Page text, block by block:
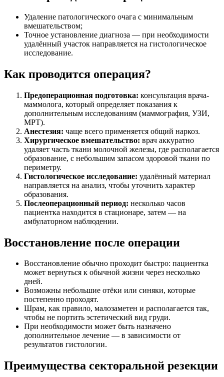
Удаление патологического очага с минимальным
вмешательством;
Точное установление диагноза — при необходимости
удалённый участок направляется на гистологическое
исследование.
Как проводится операция?
Предоперационная подготовка: консультация врача-
маммолога, который определяет показания к
дополнительным исследованиям (маммография, УЗИ,
МРТ).
Анестезия: чаще всего применяется общий наркоз.
Хирургическое вмешательство: врач аккуратно
удаляет часть ткани молочной железы, где располагается
образование, с небольшим запасом здоровой ткани по
периметру.
Гистологическое исследование: удалённый материал
направляется на анализ, чтобы уточнить характер
образования.
Послеоперационный период: несколько часов
пациентка находится в стационаре, затем — на
амбулаторном наблюдении.
Восстановление после операции
Восстановление обычно проходит быстро: пациентка
может вернуться к обычной жизни через несколько
дней.
Возможны небольшие отёки или синяки, которые
постепенно проходят.
Шрам, как правило, малозаметен и располагается так,
чтобы не портить эстетический вид груди.
При необходимости может быть назначено
дополнительное лечение — в зависимости от
результатов гистологии.
Преимущества секторальной резекции